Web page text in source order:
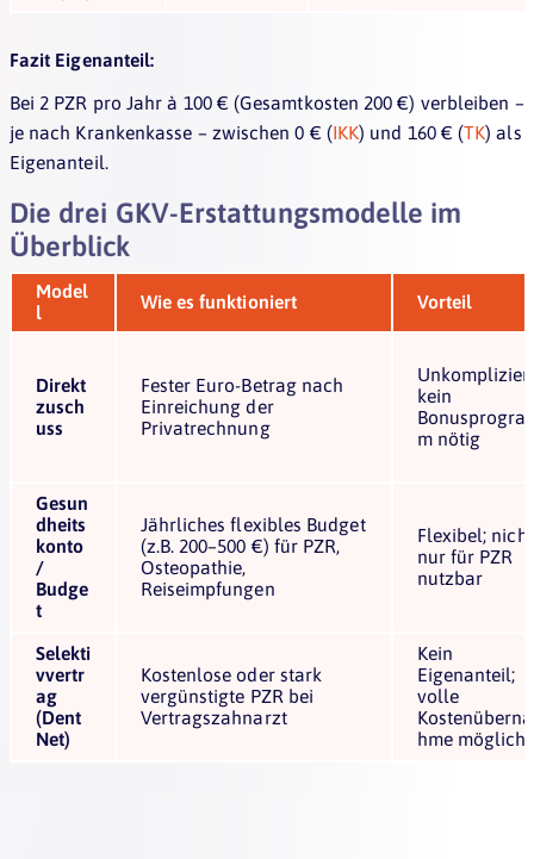
Fazit Eigenanteil:
Bei 2 PZR pro Jahr à 100 € (Gesamtkosten 200 €) verbleiben –
je nach Krankenkasse – zwischen 0 € (IKK) und 160 € (TK) als
Eigenanteil.
Die drei GKV-Erstattungsmodelle im
Überblick
Model
l
Wie es funktioniert Vorteil
Direkt
zusch
uss
Fester Euro-Betrag nach
Einreichung der
Privatrechnung
kein
m nötig
Gesun
dheits
konto
/
Budge
t
Jährliches flexibles Budget
(z.B. 200–500 €) für PZR,
Osteopathie,
Reiseimpfungen
Flexibel; nicht
nur für PZR
nutzbar
Selekti
vvertr
ag
(Dent
Net)
Kostenlose oder stark
vergünstigte PZR bei
Vertragszahnarzt
Kein
Eigenanteil;
volle
Kostenüberna
hme möglich